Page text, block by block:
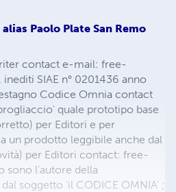
Paolo Plate San Remo
contact e-mail: free-
SIAE n° 0201436 anno
Codice Omnia contact
quale prototipo base
per Editori e per
un prodotto leggibile anche dal
per Editori contact: free-
sono l'autore della
soggetto 'il CODICE OMNIA' ;